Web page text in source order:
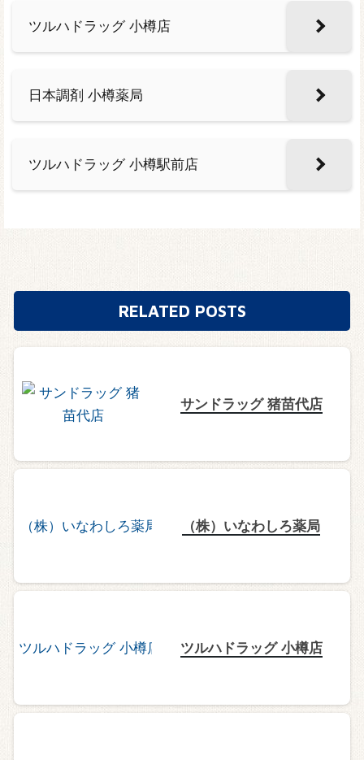
ツルハドラッグ 小樽店
日本調剤 小樽薬局
ツルハドラッグ 小樽駅前店
RELATED POSTS
サンドラッグ 猪苗代店
（株）いなわしろ薬局
ツルハドラッグ 小樽店